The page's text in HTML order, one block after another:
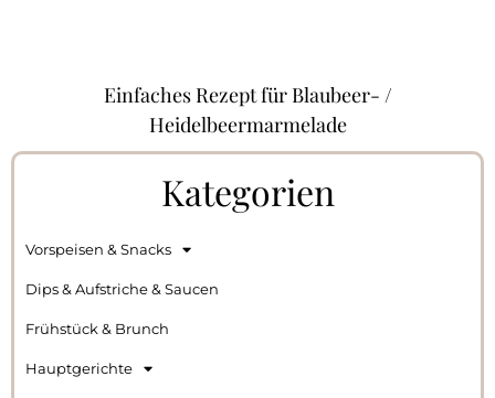
Einfaches Rezept für Blaubeer- /
Heidelbeermarmelade
Kategorien
Vorspeisen & Snacks
Dips & Aufstriche & Saucen
Frühstück & Brunch
Hauptgerichte